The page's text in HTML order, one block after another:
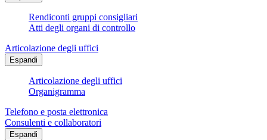
Rendiconti gruppi consigliari
Atti degli organi di controllo
Articolazione degli uffici
Espandi
Articolazione degli uffici
Organigramma
Telefono e posta elettronica
Consulenti e collaboratori
Espandi